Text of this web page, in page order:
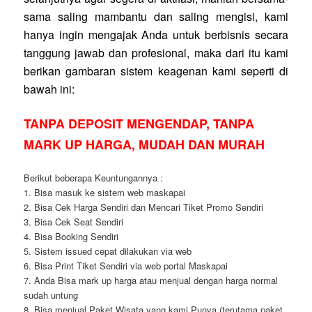
sama saling mambantu dan saling mengisi, kami
hanya ingin mengajak Anda untuk berbisnis secara
tanggung jawab dan profesional, maka dari itu kami
berikan gambaran sistem keagenan kami seperti di
bawah ini:
TANPA DEPOSIT MENGENDAP, TANPA
MARK UP HARGA, MUDAH DAN MURAH
Berikut beberapa Keuntungannya :
1. Bisa masuk ke sistem web maskapai
2. Bisa Cek Harga Sendiri dan Mencari Tiket Promo Sendiri
3. Bisa Cek Seat Sendiri
4. Bisa Booking Sendiri
5. Sistem issued cepat dilakukan via web
6. Bisa Print Tiket Sendiri via web portal Maskapai
7. Anda Bisa mark up harga atau menjual dengan harga normal
sudah untung
8. Bisa menjual Paket Wisata yang kami Punya (terutama paket